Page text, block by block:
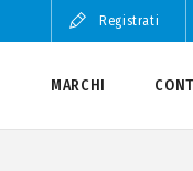
Registrati
MARCHI